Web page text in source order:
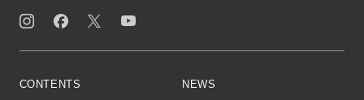
CONTENTS NEWS